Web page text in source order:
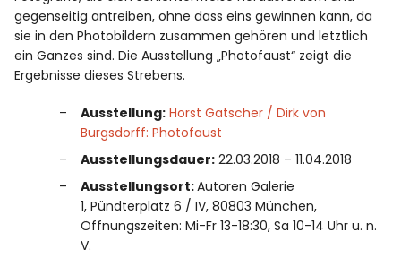
gegenseitig antreiben, ohne dass eins gewinnen kann, da
sie in den Photobildern zusammen gehören und letztlich
ein Ganzes sind. Die Ausstellung „Photofaust“ zeigt die
Ergebnisse dieses Strebens.
Ausstellung: Horst Gatscher / Dirk von
Burgsdorff: Photofaust
Ausstellungsdauer: 22.03.2018 – 11.04.2018
Ausstellungsort:Autoren Galerie
1, Pündterplatz 6 / IV, 80803 München,
Öffnungszeiten: Mi-Fr 13-18:30, Sa 10-14 Uhr u. n.
V.